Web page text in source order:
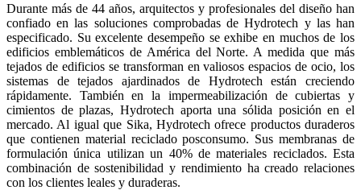
Durante más de 44 años, arquitectos y profesionales del diseño han
confiado en las soluciones comprobadas de Hydrotech y las han
especificado. Su excelente desempeño se exhibe en muchos de los
edificios emblemáticos de América del Norte. A medida que más
tejados de edificios se transforman en valiosos espacios de ocio, los
sistemas de tejados ajardinados de Hydrotech están creciendo
rápidamente. También en la impermeabilización de cubiertas y
cimientos de plazas, Hydrotech aporta una sólida posición en el
mercado. Al igual que Sika, Hydrotech ofrece productos duraderos
que contienen material reciclado posconsumo. Sus membranas de
formulación única utilizan un 40% de materiales reciclados. Esta
combinación de sostenibilidad y rendimiento ha creado relaciones
con los clientes leales y duraderas.